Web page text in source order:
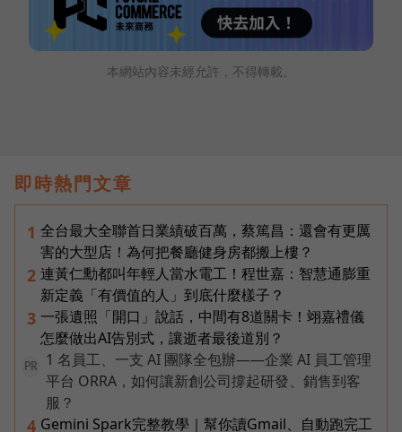
本網站內容未經允許，不得轉載。
即時熱門文章
1 全台最大全聯首日業績破百萬，蔡篤昌：還會有更厲
害的大型店！為何把餐廳健身房都搬上樓？
2 連黃仁勳都叫年輕人當水電工！程世嘉：智慧通膨重
新定義「有價值的人」到底什麼樣子？
3 一張遺照「開口」說話，中間有8道關卡！翊嘉禮儀
怎麼做出AI告別式，讓逝者最後道別？
PR
1 名員工、一支 AI 團隊全包辦——企業 AI 員工管理
平台 ORRA，如何讓新創公司撐起研發、銷售到客
服？
4 Gemini Spark完整教學｜幫你讀Gmail、自動跑完工